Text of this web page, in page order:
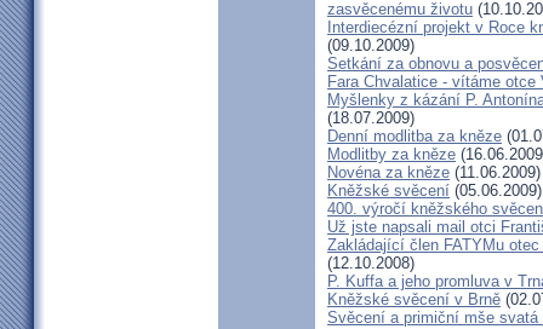
zasvěcenému životu
Interdiecézní projekt v Roce
(09.10.2009)
Setkání za obnovu a
Fara Chvalatice - vítáme otce
Myšlenky z kázání P.
(18.07.2009)
Denní modlitba za kněze
Modlitby za kněze
Novéna za kněze (11.06.2009)
Kněžské svěcení (05.06.2009)
400. výročí kněžského
Už jste napsali mail otci
Zakládající člen FATYMu
(12.10.2008)
P. Kuffa a jeho promluva v
Kněžské svěcení v Brně
Svěcení a primiční mše